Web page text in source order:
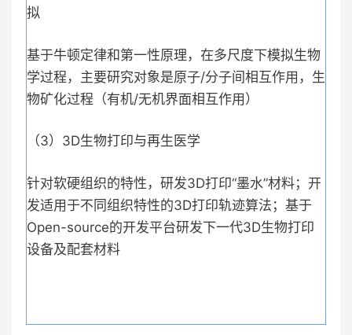
拟
基于牛顿定律和第一性原理，在多尺度下模拟生物
学过程，主要研究对象是原子/分子间相互作用，生
物矿化过程（有机/无机界面相互作用）
（3）3D生物打印与再生医学
针对软硬组织的特性，研发3D打印“墨水”材料；开
发适用于不同组织特性的3D打印轨迹算法；基于
Open-source的开发平台研发下一代3D生物打印
设备及配套材料